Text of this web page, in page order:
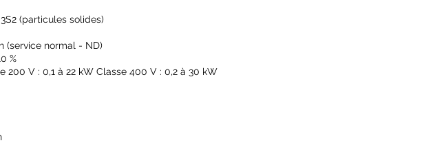
(particules solides)
(service normal - ND)
%
200 V : 0,1 à 22 kW Classe 400 V : 0,2 à 30 kW